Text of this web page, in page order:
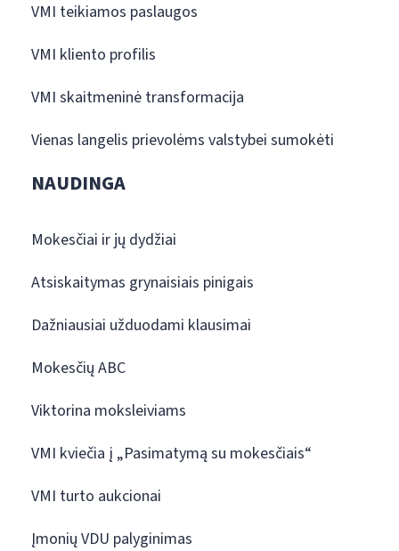
VMI teikiamos paslaugos
VMI kliento profilis
VMI skaitmeninė transformacija
Vienas langelis prievolėms valstybei sumokėti
NAUDINGA
Mokesčiai ir jų dydžiai
Atsiskaitymas grynaisiais pinigais
Dažniausiai užduodami klausimai
Mokesčių ABC
Viktorina moksleiviams
VMI kviečia į „Pasimatymą su mokesčiais“
VMI turto aukcionai
Įmonių VDU palyginimas